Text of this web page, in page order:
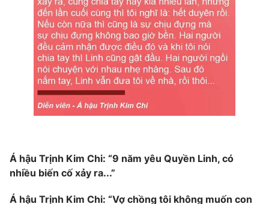
Á hậu Trịnh Kim Chi: “9 năm yêu Quyền Linh, có
nhiều biến cố xảy ra...”
Á hậu Trịnh Kim Chi: “Vợ chồng tôi không muốn con